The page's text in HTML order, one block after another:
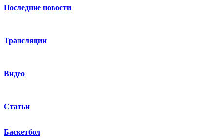
Последние новости
Трансляции
Видео
Статьи
Баскетбол